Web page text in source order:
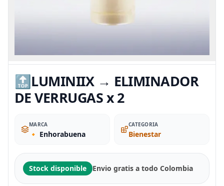
🔝LUMINIIX → ELIMINADOR
DE VERRUGAS x 2
MARCA
🔸 Enhorabuena
CATEGORIA
Bienestar
Stock disponible Envio gratis a todo Colombia